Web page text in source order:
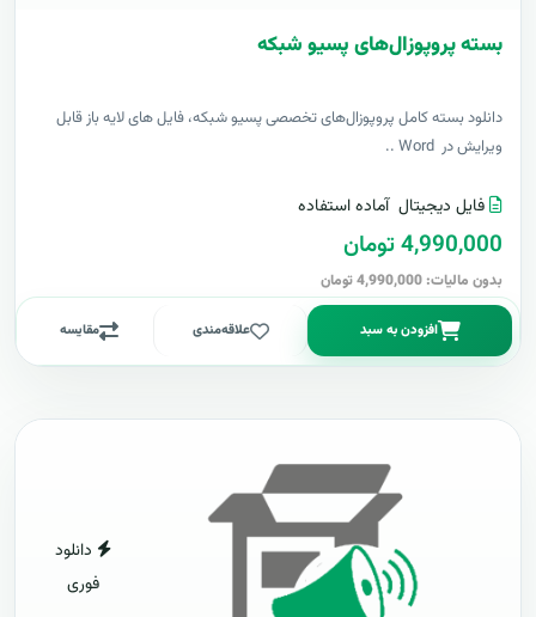
بسته پروپوزال‌های پسیو شبکه
دانلود بسته کامل پروپوزال‌های تخصصی پسیو شبکه، فایل های لایه باز قابل
ویرایش در Word ..
فایل دیجیتال آماده استفاده
4,990,000 تومان
بدون مالیات: 4,990,000 تومان
افزودن به سبد علاقه‌مندی مقایسه
دانلود
فوری